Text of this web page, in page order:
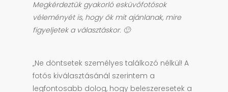
Megkérdeztük gyakorló esküvőfotósok
véleményét is, hogy ők mit ajánlanak, mire
figyeljetek a választáskor. 🙂
„Ne döntsetek személyes találkozó nélkül! A
fotós kiválasztásánál szerintem a
legfontosabb dolog, hogy beleszeresetek a